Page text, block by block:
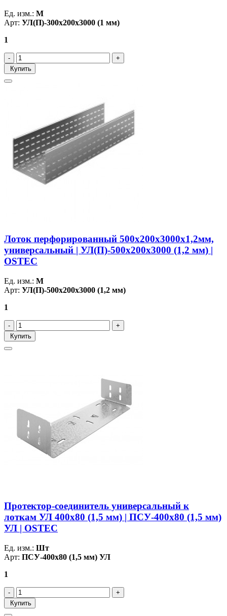
Ед. изм.: М
Арт: УЛ(П)-300х200х3000 (1 мм)
1
Купить
Лоток перфорированный 500х200х3000х1,2мм,
универсальный | УЛ(П)-500х200х3000 (1,2 мм) |
OSTEC
Ед. изм.: М
Арт: УЛ(П)-500х200х3000 (1,2 мм)
1
Купить
Протектор-соединитель универсальный к
лоткам УЛ 400х80 (1,5 мм) | ПСУ-400х80 (1,5 мм)
УЛ | OSTEC
Ед. изм.: Шт
Арт: ПСУ-400х80 (1,5 мм) УЛ
1
Купить